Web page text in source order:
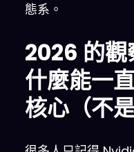
態系。
2026 的
什麼能一
核心（不